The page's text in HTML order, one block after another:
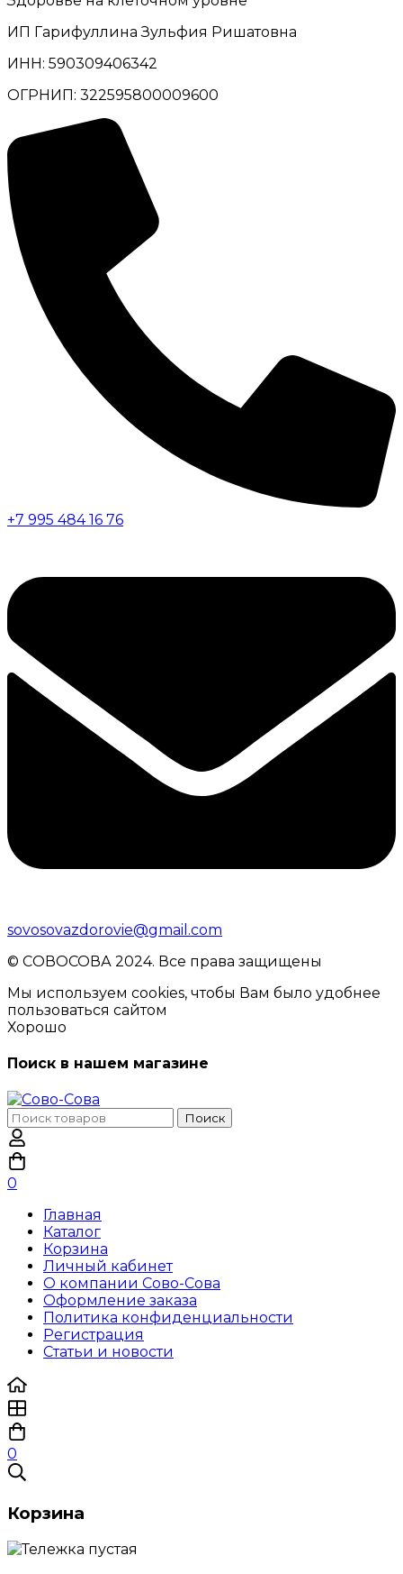
ИП Гарифуллина Зульфия Ришатовна
ИНН: 590309406342
ОГРНИП: 322595800009600
+7 995 484 16 76
sovosovazdorovie@gmail.com
© CОВОСОВА 2024. Все права защищены
Мы используем cookies, чтобы Вам было удобнее
пользоваться сайтом
Хорошо
Поиск в нашем магазине
Поиск
по:
Поиск
0
Главная
Каталог
Корзина
Личный кабинет
О компании Сово-Сова
Оформление заказа
Политика конфиденциальности
Регистрация
Статьи и новости
0
Корзина